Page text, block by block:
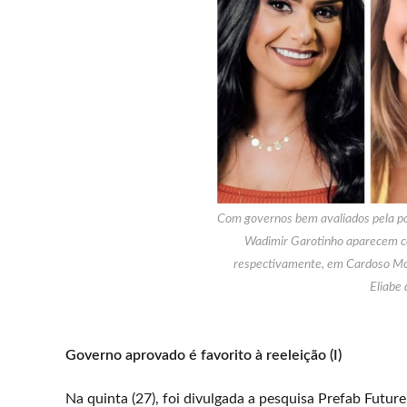
Com governos bem avaliados pela
Wadimir Garotinho aparecem
respectivamente, em Cardoso
Eliabe
Governo aprovado é favorito à reeleição (I)
Na quinta (27), foi divulgada a pesquisa Prefab